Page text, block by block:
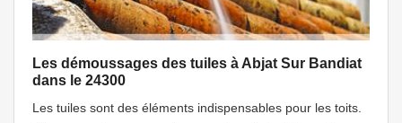
Les démoussages des tuiles à Abjat Sur Bandiat
dans le 24300
Les tuiles sont des éléments indispensables pour les toits.